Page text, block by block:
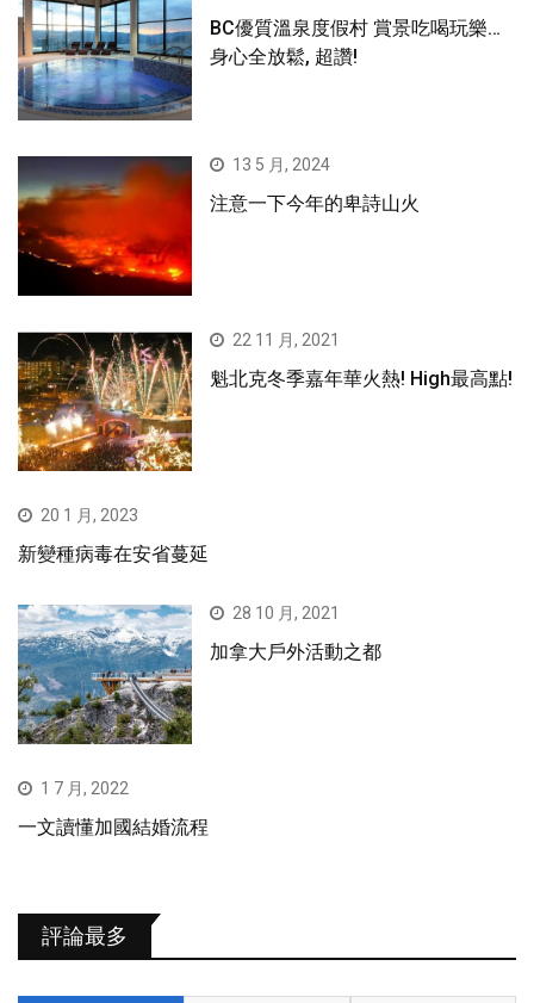
BC優質溫泉度假村 賞景吃喝玩樂…
身心全放鬆, 超讚!
13 5 月, 2024
注意一下今年的卑詩山火
22 11 月, 2021
魁北克冬季嘉年華火熱! High最高點!
20 1 月, 2023
新變種病毒在安省蔓延
28 10 月, 2021
加拿大戶外活動之都
1 7 月, 2022
一文讀懂加國結婚流程
評論最多